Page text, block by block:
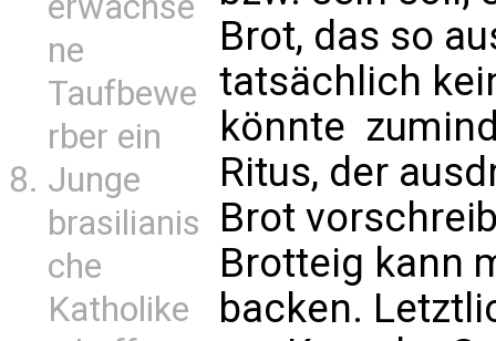
ne
Taufbewe
rber ein
Junge
brasilianis
che
Katholike
Brot, das so
tatsächlich
könnte 
Ritus, der
Brot
Brotteig kann
backen.